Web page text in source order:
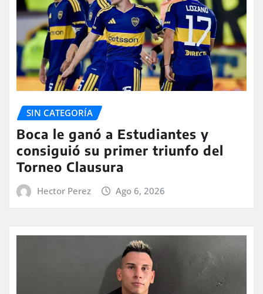
SIN CATEGORÍA
Boca le ganó a Estudiantes y
consiguió su primer triunfo del
Torneo Clausura
Hector Perez Ago 6, 2026